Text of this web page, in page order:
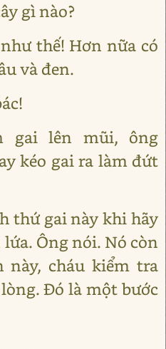
gì nào?
thế! Hơn nữa có
và đen.
gai lên mũi, ông
kéo gai ra làm đứt
thứ gai này khi hãy
Ông nói. Nó còn
cháu kiểm tra
Đó là một bước